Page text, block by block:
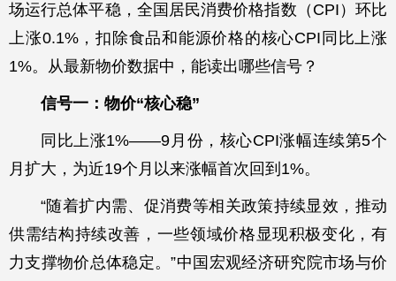
场运行总体平稳，全国居民消费价格指数（CPI）环比
上涨0.1%，扣除食品和能源价格的核心CPI同比上涨
1%。从最新物价数据中，能读出哪些信号？
信号一：物价“核心稳”
同比上涨1%——9月份，核心CPI涨幅连续第5个
月扩大，为近19个月以来涨幅首次回到1%。
“随着扩内需、促消费等相关政策持续显效，推动
供需结构持续改善，一些领域价格显现积极变化，有
力支撑物价总体稳定。”中国宏观经济研究院市场与价